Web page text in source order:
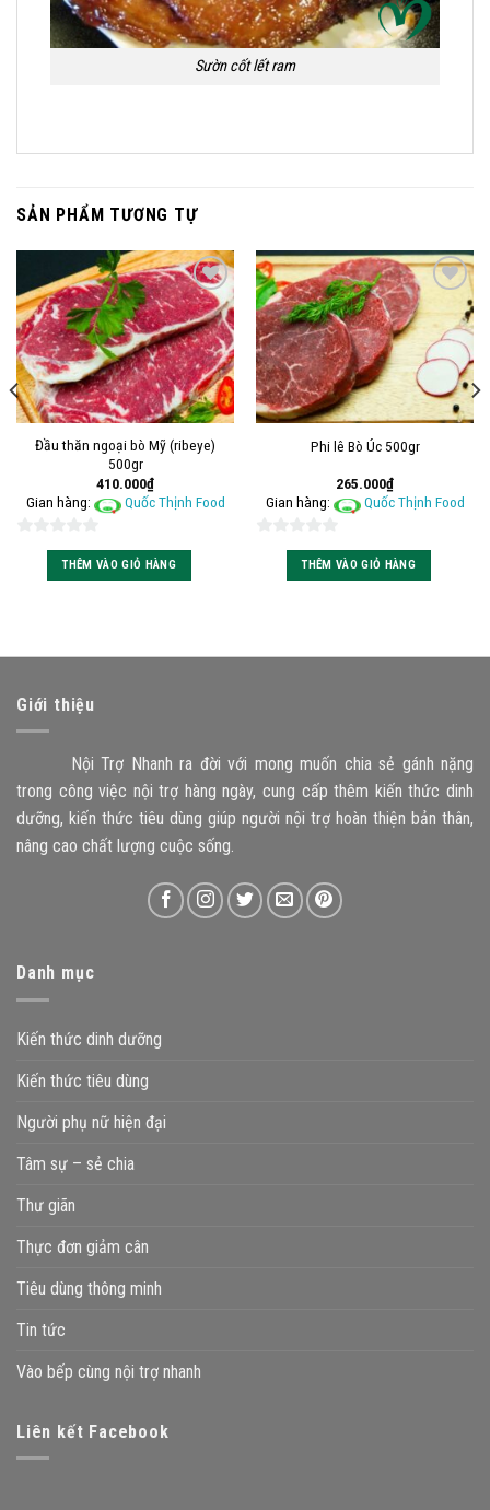
Sườn cốt lết ram
SẢN PHẨM TƯƠNG TỰ
Add to
wishlist
Đầu thăn ngoại bò Mỹ (ribeye)
500gr
410.000₫
Gian hàng:
Quốc Thịnh Food
THÊM VÀO GIỎ HÀNG
Add to
wishlist
Phi lê Bò Úc 500gr
265.000₫
Gian hàng:
Quốc Thịnh Food
THÊM VÀO GIỎ HÀNG
Giới thiệu
Nội Trợ Nhanh ra đời với mong muốn chia sẻ gánh nặng
trong công việc nội trợ hàng ngày, cung cấp thêm kiến thức dinh
dưỡng, kiến thức tiêu dùng giúp người nội trợ hoàn thiện bản thân,
nâng cao chất lượng cuộc sống.
Danh mục
Kiến thức dinh dưỡng
Kiến thức tiêu dùng
Người phụ nữ hiện đại
Tâm sự – sẻ chia
Thư giãn
Thực đơn giảm cân
Tiêu dùng thông minh
Tin tức
Vào bếp cùng nội trợ nhanh
Liên kết Facebook